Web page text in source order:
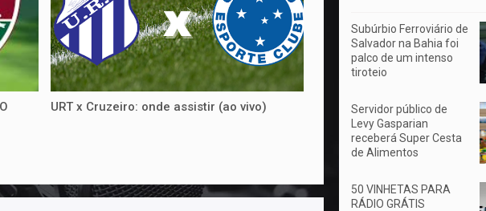
URT x Cruzeiro: onde assistir (ao vivo)
Subúrbio Ferroviário de
Salvador na Bahia foi
palco de um intenso
tiroteio
Servidor público de
Levy Gasparian
receberá Super Cesta
de Alimentos
50 VINHETAS PARA
RÁDIO GRÁTIS